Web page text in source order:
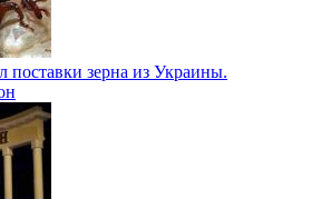
поставки зерна из Украины.